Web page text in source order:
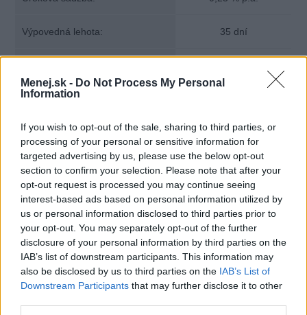
Menej.sk - Do Not Process My Personal
Information
If you wish to opt-out of the sale, sharing to third parties, or
processing of your personal or sensitive information for
targeted advertising by us, please use the below opt-out
section to confirm your selection. Please note that after your
opt-out request is processed you may continue seeing
interest-based ads based on personal information utilized by
us or personal information disclosed to third parties prior to
your opt-out. You may separately opt-out of the further
disclosure of your personal information by third parties on the
IAB’s list of downstream participants. This information may
also be disclosed by us to third parties on the IAB’s List of
Downstream Participants that may further disclose it to other
Výpovedná lehota: 35 dní
Min. mesačný vklad:
Viazanosť na bežný účet: áno